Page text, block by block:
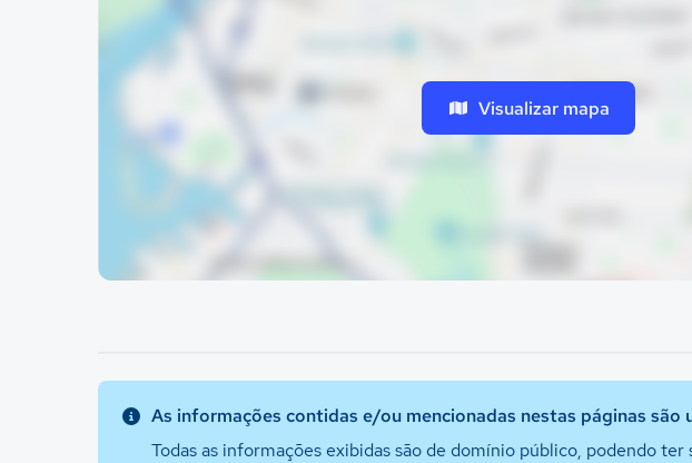
Visualizar mapa
As informações contidas e/ou mencionadas nestas páginas são
Todas as informações exibidas são de domínio público, podendo